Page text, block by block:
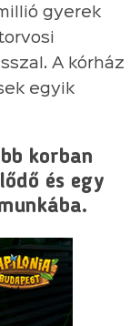
gyerek
A kórház
egyik
korban
és egy